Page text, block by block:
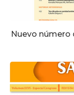
Nuevo número